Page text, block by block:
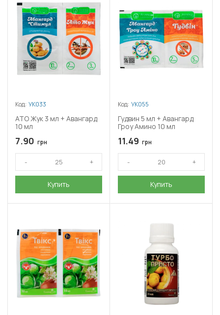
Код: УК033
АТО Жук 3 мл + Авангард
10 мл
7.90 грн
Купить
Код: УК055
Гудвин 5 мл + Авангард
Гроу Амино 10 мл
11.49 грн
Купить